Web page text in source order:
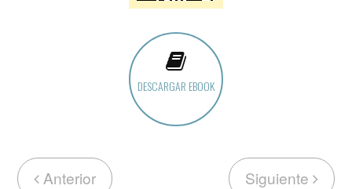
DESCARGAR EBOOK
Anterior Siguiente